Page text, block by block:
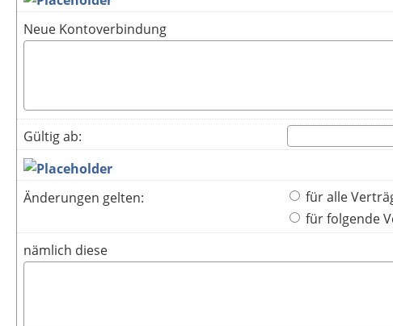
Neue Kontoverbindung
Gültig ab:
Änderungen gelten:
für alle
für folgende
nämlich diese